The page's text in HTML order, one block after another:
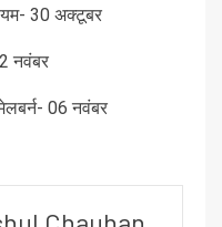
30 अक्टूबर
नवंबर
06 नवंबर